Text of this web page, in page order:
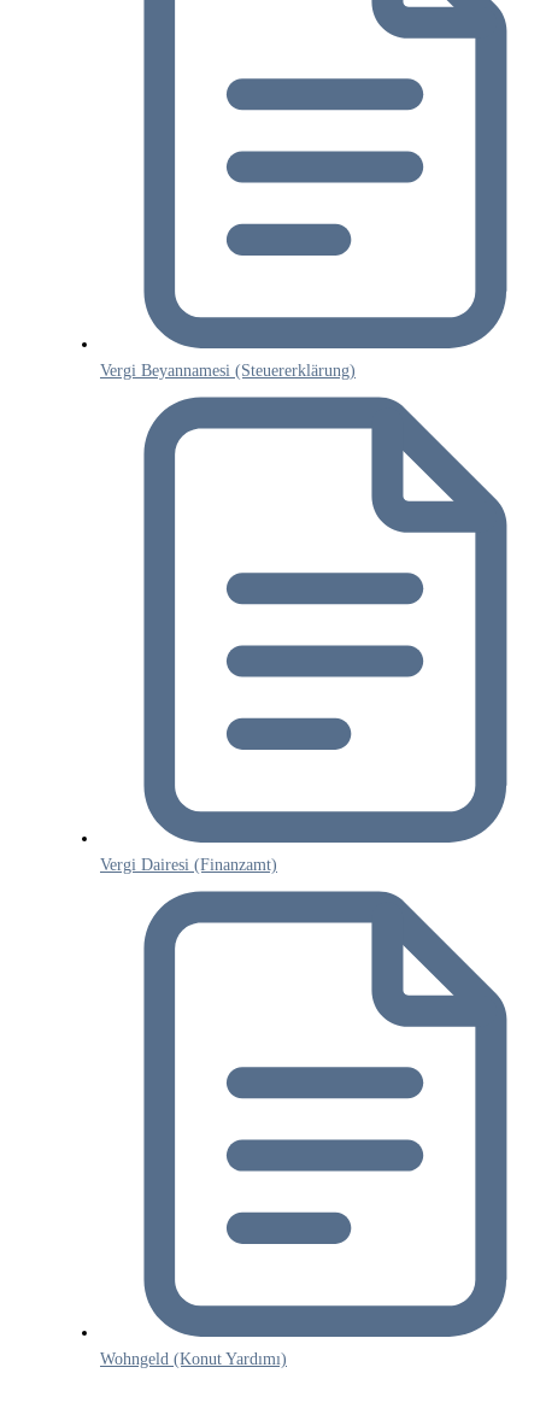
Vergi Beyannamesi (Steuererklärung)
Vergi Dairesi (Finanzamt)
Wohngeld (Konut Yardımı)